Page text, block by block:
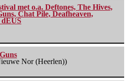
met o.a. Deftones, The Hives,
Chat Pile, Deafheaven,
dEUS
Nor (Heerlen))